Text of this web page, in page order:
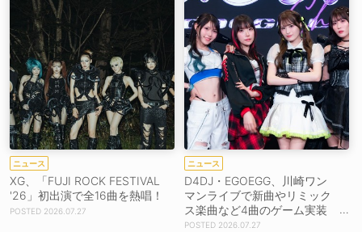
ニュース
XG、「FUJI ROCK FESTIVAL
'26」初出演で全16曲を熱唱！
2026.07.27
ニュース
D4DJ・EGOEGG、川崎ワン
マンライブで新曲やリミック
ス楽曲など4曲のゲーム実装
を発表！2026.07.27